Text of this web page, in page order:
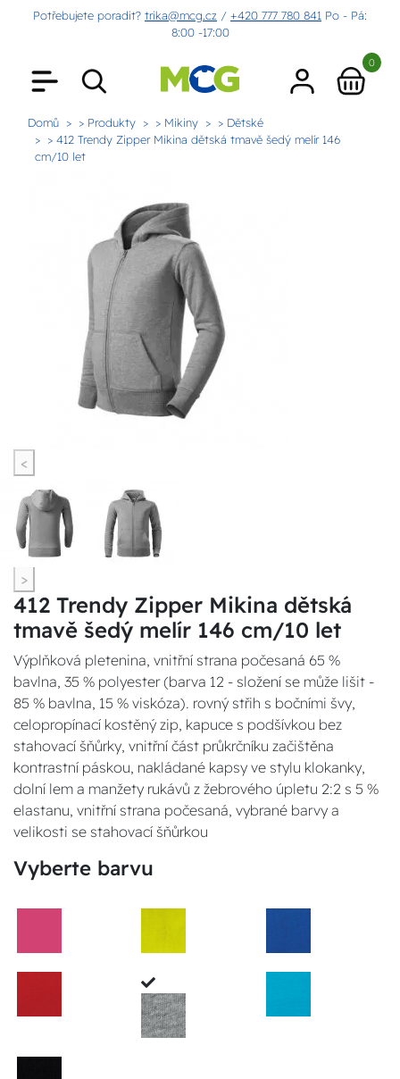
Potřebujete poradit? trika@mcg.cz / +420 777 780 841 Po - Pá:
8:00 -17:00
0
Domů > Produkty > Mikiny
> Dětské
> 412 Trendy Zipper Mikina dětská tmavě šedý melír 146
cm/10 let
<
>
412 Trendy Zipper Mikina dětská
tmavě šedý melír 146 cm/10 let
Výplňková pletenina, vnitřní strana počesaná 65 %
bavlna, 35 % polyester (barva 12 - složení se může lišit -
85 % bavlna, 15 % viskóza). rovný střih s bočními švy,
celopropínací kostěný zip, kapuce s podšívkou bez
stahovací šňůrky, vnitřní část průkrčníku začištěna
kontrastní páskou, nakládané kapsy ve stylu klokanky,
dolní lem a manžety rukávů z žebrového úpletu 2:2 s 5 %
elastanu, vnitřní strana počesaná, vybrané barvy a
velikosti se stahovací šňůrkou
Vyberte barvu